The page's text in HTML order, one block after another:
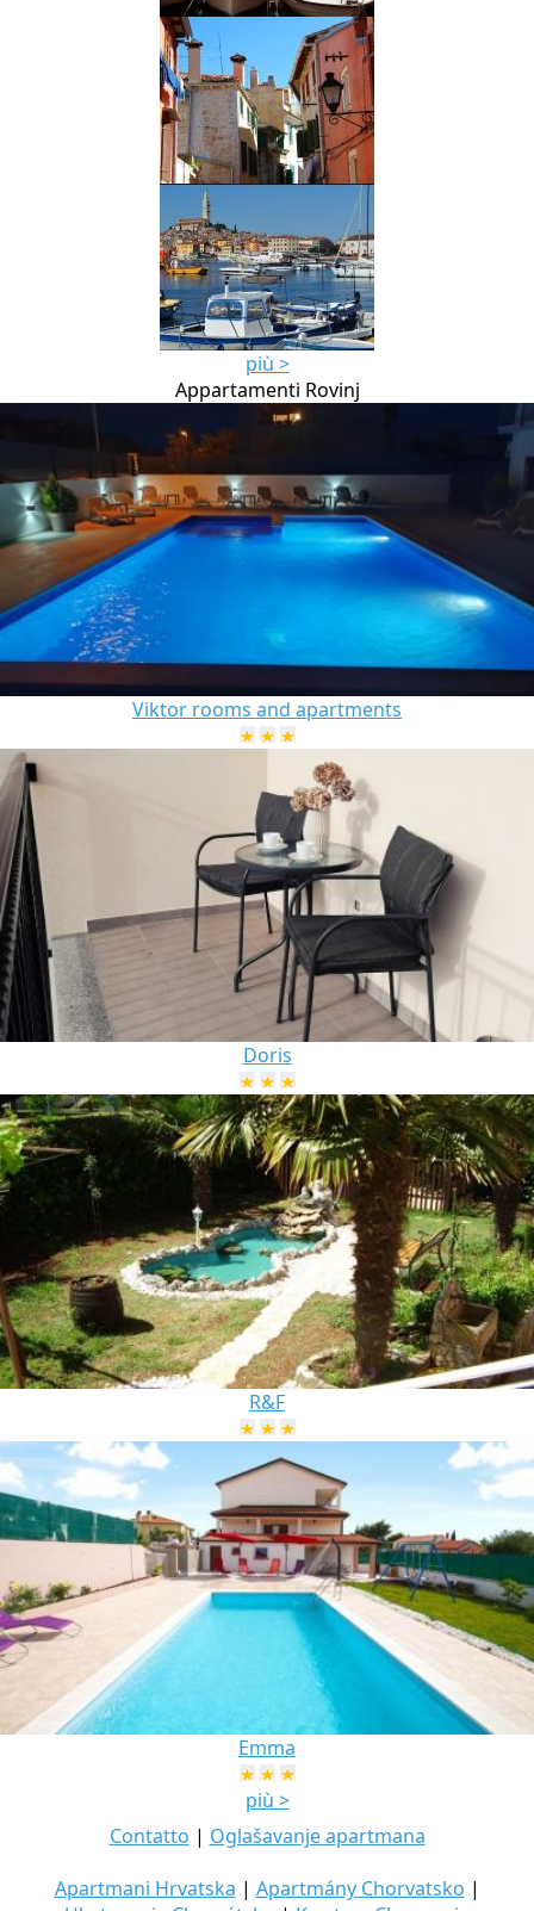
più >
Appartamenti Rovinj
Viktor rooms and apartments
Doris
R&F
Emma
più >
Contatto | Oglašavanje apartmana
Apartmani Hrvatska | Apartmány Chorvatsko |